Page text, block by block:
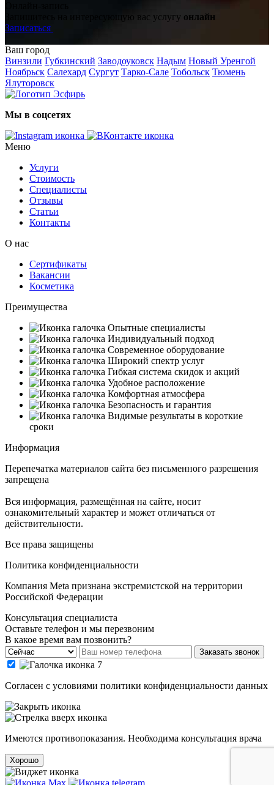
Запишитесь на интересующую вас услугу онлайн
Записаться
Ваш город
Винзили Губкинский Заводоуковск Надым Новый Уренгой
Ноябрьск Салехард Сургут Тарко-Сале Тобольск Тюмень
Ялуторовск
Мы в соцсетях
Меню
Услуги
Стоимость
Специалисты
Отзывы
Статьи
Контакты
О нас
Сертификаты
Вакансии
Косметика
Преимущества
Опытные специалисты
Индивидуальный подход
Современное оборудование
Широкий спектр услуг
Гибкая система скидок и акций
Удобное расположение
Комфортная атмосфера
Безопасность и гарантия
Видимые результаты в короткие
сроки
Информация
Перепечатка материалов сайта без письменного разрешения
запрещена
Вся информация, размещённая на сайте, носит
ознакомительный характер и может отличаться от
действительности.
Все права защищены
Политика конфиденциальности
Компания Meta признана экстремистской на территории
Российской Федерации
Консультация специалиста
Оставьте телефон и мы перезвоним
В какое время вам позвонить?
Заказать звонок
Cогласен с условиями политики конфиденциальности данных
Имеются противопоказания. Необходима консультация врача
Хорошо